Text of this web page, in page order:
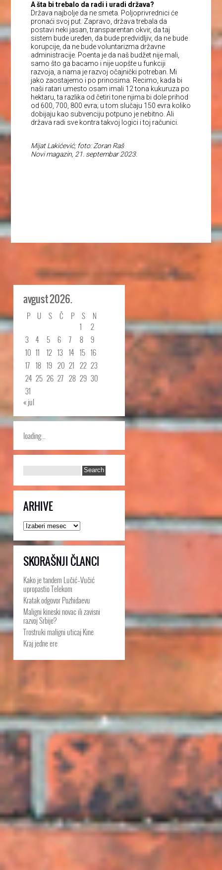
A šta bi trebalo da radi i uradi država?
Država najbolje da ne smeta. Poljoprivrednici će
pronaći svoj put. Zapravo, država trebala da
postavi neki jasan, transparentan okvir, da taj
sistem bude uređen, da bude predvidljiv, da ne bude
korupcije, da ne bude voluntarizma državne
administracije. Poenta je da naš budžet nije mali,
samo što ga bacamo i nije uopšte u funkciji
razvoja, a nama je razvoj očajnički potreban. Mi
jako zaostajemo i po prinosima. Recimo, kada bi
naši ratari umesto osam imali 12 tona kukuruza po
hektaru, ta razlika od četiri tone njima bi dole prihod
od 600, 700, 800 evra; u tom slučaju 150 evra koliko
dobijaju kao subvenciju potpuno je nebitno. Ali
država radi sve kontra takvoj logici i toj računici.
Mijat Lakićević; foto: Zoran Raš
Novi magazin, 21. septembar 2023.
avgust 2026.
P U S Č P S
N
1
2
3
4 5 6 7 8
9
10 11 12 13 14 15 16
17 18 19 20 21 22 23
24 25 26 27 28 29 30
31
« jul
loading...
ARHIVE
Arhive
SKORAŠNJI ČLANCI
Kako je tandem Lučić–Vučić
upropastio Telekom
Kratak odgovor Pozhidaevu
Maligni kineski novac ili zavisni
razvoj Srbije?
Trostruki maligni uticaj Kine
Kraj jedne ere